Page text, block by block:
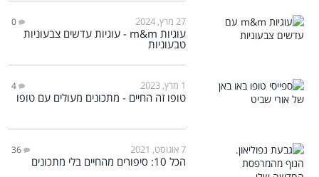
27 מרץ, 2024 0
עוגיות m&m - עוגיות עדשים צבעוניות
טבעוניות
1 מרץ, 2023 4
טופו זה החיים - מתכונים מעולים עם טופו
7 אוגוסט, 2021 36
הכל 10: סיפורים מהחיים בלי מתכונים